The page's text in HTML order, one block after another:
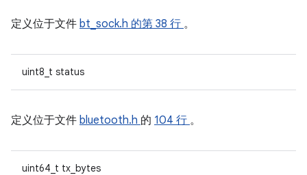
定义位于文件 bt_sock.h 的第 38 行 。
uint8_t status
定义位于文件 bluetooth.h 的 104 行 。
uint64_t tx_bytes